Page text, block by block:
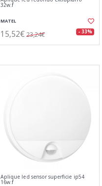
32w.f
MATEL
15,52€ 23,24€ - 33%
Aplique led sensor superficie ip54
16w.f